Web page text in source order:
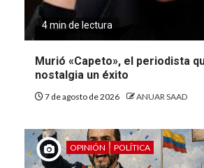
4 min de lectura
Murió «Capeto», el periodista
nostalgia un éxito
7 de agosto de 2026 ANUAR SAAD
OPINIÓN POLÍTICA